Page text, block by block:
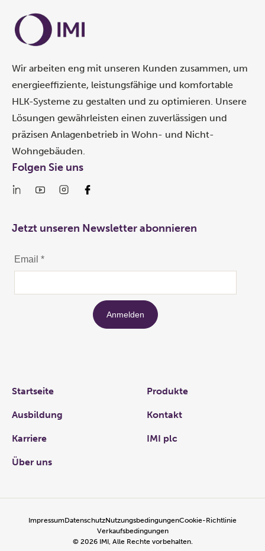
Wir arbeiten eng mit unseren Kunden zusammen, um
energieeffiziente, leistungsfähige und komfortable
HLK-Systeme zu gestalten und zu optimieren. Unsere
Lösungen gewährleisten einen zuverlässigen und
präzisen Anlagenbetrieb in Wohn- und Nicht-
Wohngebäuden.
Links
Startseite Produkte
Ausbildung Kontakt
Karriere IMI plc
Über uns
Folgen Sie uns
Jetzt unseren Newsletter abonnieren
© 2026 IMI, Alle Rechte vorbehalten.
ImpressumDatenschutzNutzungsbedingungenCookie-Richtlinie
Verkaufsbedingungen